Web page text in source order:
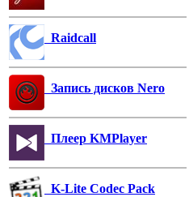
Raidcall
Запись дисков Nero
Плеер KMPlayer
K-Lite Codec Pack